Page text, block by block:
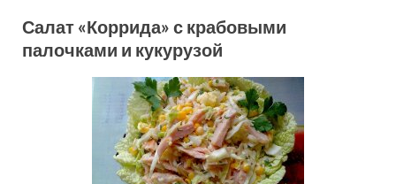
Салат «Коррида» с крабовыми
палочками и кукурузой